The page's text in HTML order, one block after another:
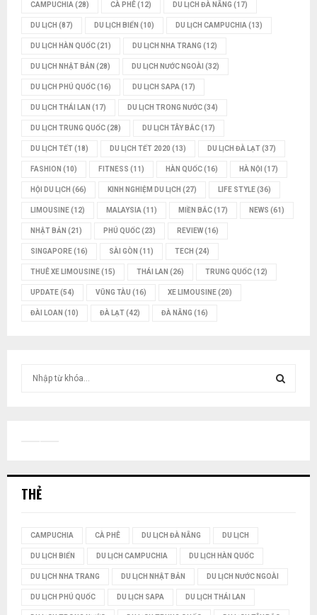
CAMPUCHIA (28) CÀ PHÊ(12) DU LỊCH ĐÀ NẴNG (17)
DU LỊCH (87) DU LỊCH BIỂN (10) DU LỊCH CAMPUCHIA (13)
DU LỊCH HÀN QUỐC(21) DU LỊCH NHA TRANG (12)
DU LỊCH NHẬT BẢN (28) DU LỊCH NƯỚC NGOÀI (32)
DU LỊCH PHÚ QUỐC(16) DU LỊCH SAPA (17)
DU LỊCH THÁI LAN (17) DU LỊCH TRONG NƯỚC(34)
DU LỊCH TRUNG QUỐC(28) DU LỊCH TÂY BẮC(17)
DU LỊCH TẾT(18) DU LỊCH TẾT 2020 (13) DU LỊCH ĐÀ LẠT(37)
FASHION (10) FITNESS (11) HÀN QUỐC(16) HÀ NỘI (17)
HỘI DU LỊCH (66) KINH NGHIỆM DU LỊCH (27) LIFE STYLE(36)
LIMOUSINE(12) MALAYSIA (11) MIỀN BẮC(17) NEWS (61)
NHẬT BẢN (21) PHÚ QUỐC(23) REVIEW(16)
SINGAPORE(16) SÀI GÒN (11) TECH (24)
THUÊ XE LIMOUSINE(15) THÁI LAN (26) TRUNG QUỐC(12)
UPDATE(54) VŨNG TÀU (16) XE LIMOUSINE(20)
ĐÀI LOAN (10) ĐÀ LẠT(42) ĐÀ NẴNG (16)
:
M
THẺ
CAMPUCHIA CÀ PHÊ DU LỊCH ĐÀ NẴNG DU LỊCH
DU LỊCH BIỂN DU LỊCH CAMPUCHIA DU LỊCH HÀN QUỐC
DU LỊCH NHA TRANG DU LỊCH NHẬT BẢN DU LỊCH NƯỚC NGOÀI
DU LỊCH PHÚ QUỐC DU LỊCH SAPA DU LỊCH THÁI LAN